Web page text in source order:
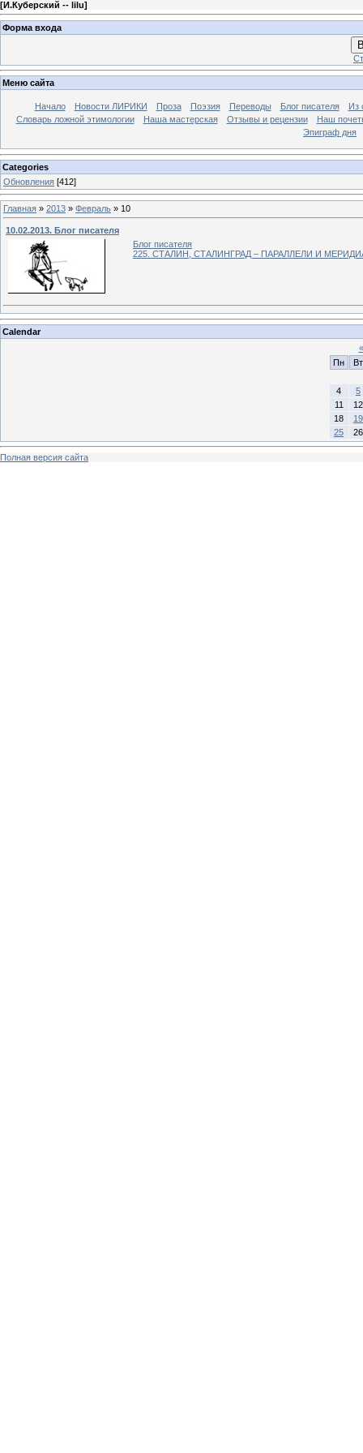
[И.Куберский -- lilu]
Форма входа
Меню сайта
Начало Новости ЛИРИКИ Проза Поэзия Переводы Блог писателя
Из
Словарь ложной этимологии
Наша мастерская Отзывы и рецензии
Наш
Эпиграф дня
Categories
Обновления [412]
Главная » 2013 » Февраль » 10
10.02.2013. Блог писателя
Блог писателя
225. СТАЛИН, СТАЛИНГРАД – ПАРАЛЛЕЛИ И
Calendar
«
Пн
Вт
4
5
11
12
18
19
25
26
Полная версия сайта